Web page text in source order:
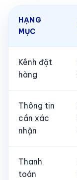
HẠNG
MỤC
Kênh đặt
hàng
Thông tin
cần xác
nhận
Thanh
toán